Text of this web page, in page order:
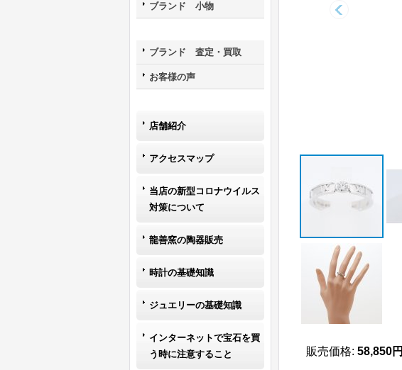
ブランド 小物
ブランド 査定・買取
お客様の声
店舗紹介
アクセスマップ
当店の新型コロナウイルス
対策について
龍善窯の陶器販売
時計の基礎知識
ジュエリーの基礎知識
インターネットで宝石を買
う時に注意すること
販売価格: 58,850円